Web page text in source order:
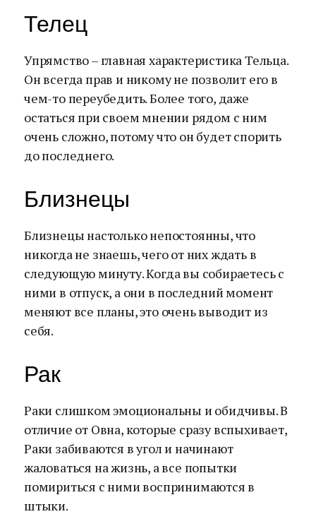
Телец
Упрямство – главная характеристика Тельца.
Он всегда прав и никому не позволит его в
чем-то переубедить. Более того, даже
остаться при своем мнении рядом с ним
очень сложно, потому что он будет спорить
до последнего.
Близнецы
Близнецы настолько непостоянны, что
никогда не знаешь, чего от них ждать в
следующую минуту. Когда вы собираетесь с
ними в отпуск, а они в последний момент
меняют все планы, это очень выводит из
себя.
Рак
Раки слишком эмоциональны и обидчивы. В
отличие от Овна, которые сразу вспыхивает,
Раки забиваются в угол и начинают
жаловаться на жизнь, а все попытки
помириться с ними воспринимаются в
штыки.